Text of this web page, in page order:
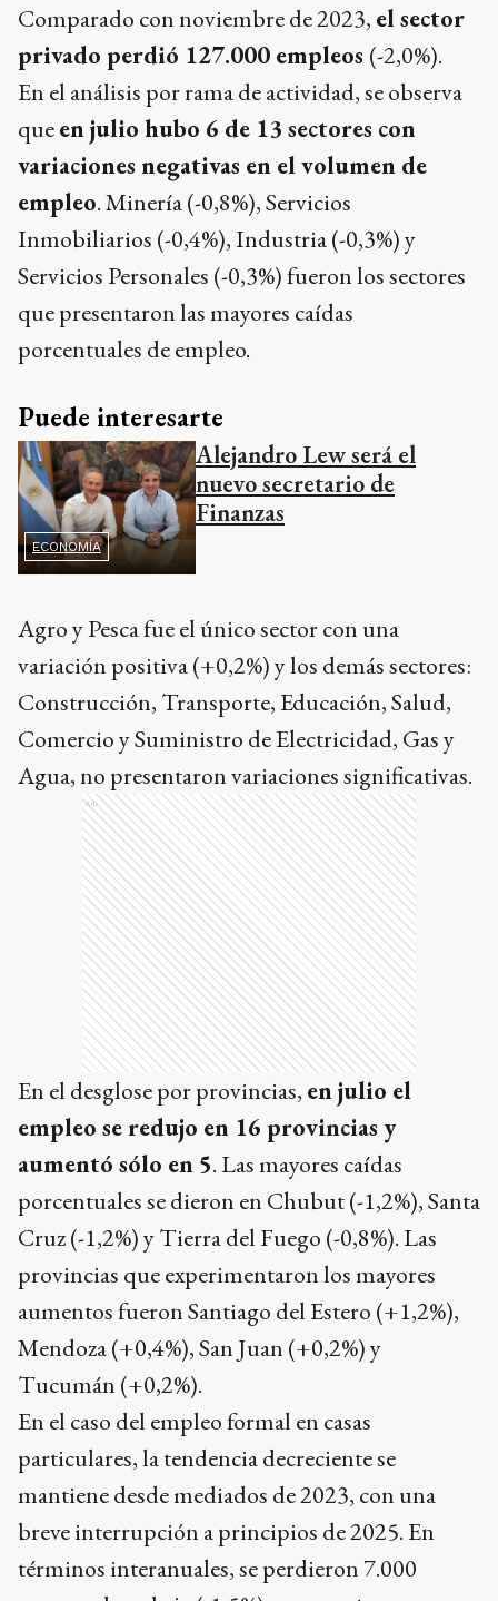
Comparado con noviembre de 2023, el sector
privado perdió 127.000 empleos (-2,0%).
En el análisis por rama de actividad, se observa
queen julio hubo 6 de 13 sectores con
variaciones negativas en el volumen de
empleo. Minería (-0,8%), Servicios
Inmobiliarios (-0,4%), Industria (-0,3%) y
Servicios Personales (-0,3%) fueron los sectores
que presentaron las mayores caídas
porcentuales de empleo.
Puede interesarte
ECONOMÍA
Alejandro Lew será el
nuevo secretario de
Finanzas
Agro y Pesca fue el único sector con una
variación positiva (+0,2%) y los demás sectores:
Construcción, Transporte, Educación, Salud,
Comercio y Suministro de Electricidad, Gas y
Agua, no presentaron variaciones significativas.
Ads
En el desglose por provincias, en julio el
empleo se redujo en 16 provincias y
aumentó sólo en 5. Las mayores caídas
porcentuales se dieron en Chubut (-1,2%), Santa
Cruz (-1,2%) y Tierra del Fuego (-0,8%). Las
provincias que experimentaron los mayores
aumentos fueron Santiago del Estero (+1,2%),
Mendoza (+0,4%), San Juan (+0,2%) y
Tucumán (+0,2%).
En el caso del empleo formal en casas
particulares, la tendencia decreciente se
mantiene desde mediados de 2023, con una
breve interrupción a principios de 2025. En
términos interanuales, se perdieron 7.000